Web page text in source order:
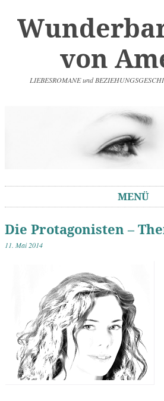
von
LIEBESROMANE und
MENÜ
Die Protagonisten –
11. Mai 2014